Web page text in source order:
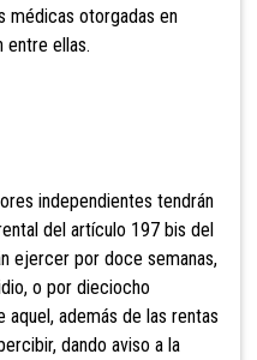
médicas otorgadas en
entre ellas.
independientes tendrán
del artículo 197 bis del
ejercer por doce semanas,
o por dieciocho
además de las rentas
dando aviso a la